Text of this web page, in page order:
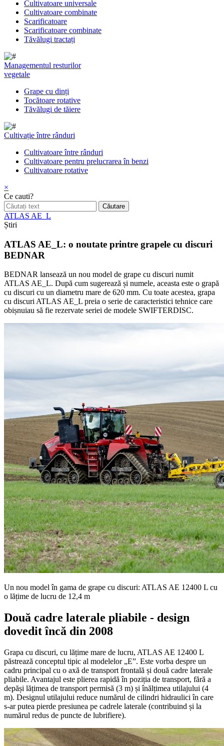
Cultivatoare universale
Cultivatoare combinate
Scarificatoare
Scarificatoare combinate
Tăvălugi tractați
Managementul resturilor
vegetale
Grape cu dinți
Tocătoare rotative
Tăvălugi de tăiere
Cultivație între rânduri
Cultivatoare între rânduri
Cultivatoare pentru prelucrarea în benzi
Cultivatoare rotative
×
Ce cauti?
ATLAS AE_L
Știri
ATLAS AE_L: o noutate printre grapele cu discuri
BEDNAR
BEDNAR lansează un nou model de grape cu discuri numit
ATLAS AE_L. După cum sugerează și numele, aceasta este o grapă
cu discuri cu un diametru mare de 620 mm. Cu toate acestea, grapa
cu discuri ATLAS AE_L preia o serie de caracteristici tehnice care
obișnuiau să fie rezervate seriei de modele SWIFTERDISC.
Un nou model în gama de grape cu discuri: ATLAS AE 12400 L cu
o lățime de lucru de 12,4 m
Două cadre laterale pliabile - design
dovedit încă din 2008
Grapa cu discuri, cu lățime mare de lucru, ATLAS AE 12400 L
păstrează conceptul tipic al modelelor „E”. Este vorba despre un
cadru principal cu o axă de transport frontală și două cadre laterale
pliabile. Avantajul este plierea rapidă în poziția de transport, fără a
depăși lățimea de transport permisă (3 m) și înălțimea utilajului (4
m). Designul utilajului reduce numărul de cilindri hidraulici în care
s-ar putea pierde presiunea pe cadrele laterale (contribuind și la
numărul redus de puncte de lubrifiere).